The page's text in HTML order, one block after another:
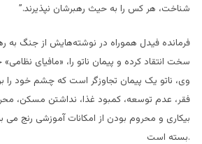
شناخت، هر کس را به حیث رهبرشان نپذیرند.”
فرمانده فیدل هموراه در نوشته‌هایش از جنگ به
سخت انتقاد کرده و پیمان ناتو را، «مافیای
وی، ناتو یک پیمان تجاوزگر است که چشم خود را بر
فقر،
بسته است.